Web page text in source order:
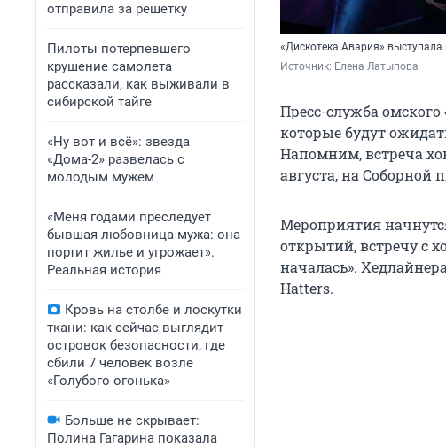
отправила за решетку
Пилоты потерпевшего
крушение самолета
рассказали, как выживали в
сибирской тайге
«Ну вот и всё»: звезда
«Дома-2» развелась с
молодым мужем
«Меня годами преследует
бывшая любовница мужа: она
портит жилье и угрожает».
Реальная история
Кровь на столбе и лоскутки
ткани: как сейчас выглядит
островок безопасности, где
сбили 7 человек возле
«Голубого огонька»
Больше не скрывает:
Полина Гагарина показала
«Дискотека Авария»
Источник: Елена Латыпова
Пресс-служба
которые будут
Напомним, встреча
августа, на Соборной
Мероприятия
открытий, встречу с
началась».
Hatters.